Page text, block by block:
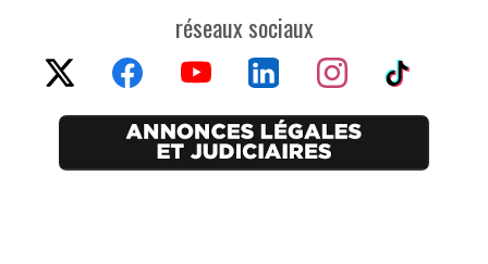
réseaux sociaux